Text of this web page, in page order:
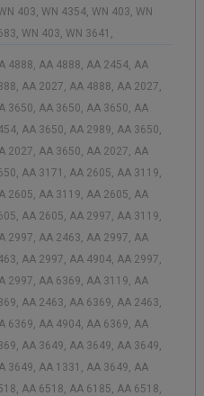
403, WN 4354, WN 403, WN
WN 403, WN 3641,
4888, AA 4888, AA 2454, AA
AA 2027, AA 4888, AA 2027,
3650, AA 3650, AA 3650, AA
AA 3650, AA 2989, AA 3650,
2027, AA 3650, AA 2027, AA
AA 3171, AA 2605, AA 3119,
2605, AA 3119, AA 2605, AA
AA 2605, AA 2997, AA 3119,
2997, AA 2463, AA 2997, AA
AA 2997, AA 4904, AA 2997,
2997, AA 6369, AA 3119, AA
AA 2463, AA 6369, AA 2463,
6369, AA 4904, AA 6369, AA
AA 3649, AA 3649, AA 3649,
3649, AA 1331, AA 3649, AA
AA 6518, AA 6185, AA 6518,